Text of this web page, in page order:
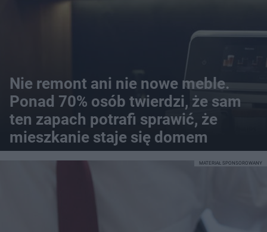
Nie remont ani nie nowe meble.
Ponad 70% osób twierdzi, że sam
ten zapach potrafi sprawić, że
mieszkanie staje się domem
MATERIAŁ SPONSOROWANY